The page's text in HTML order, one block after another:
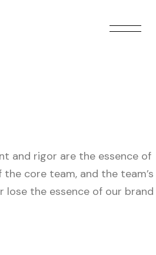
and rigor are the essence of
core team, and the team’s
lose the essence of our brand